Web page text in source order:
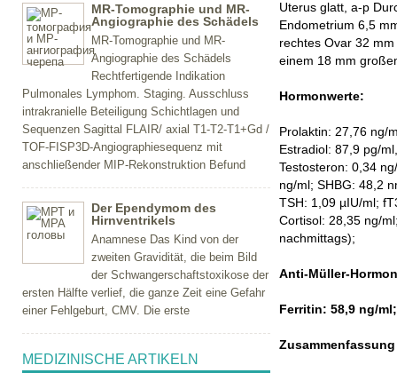
MR-Tomographie und MR-
Angiographie des Schädels
MR-Tomographie und MR-
Angiographie des Schädels
Rechtfertigende Indikation
Pulmonales Lymphom. Staging. Ausschluss
intrakranielle Beteiligung Schichtlagen und
Sequenzen Sagittal FLAIR/ axial T1-T2-T1+Gd /
TOF-FISP3D-Angiographiesequenz mit
anschließender MIP-Rekonstruktion Befund
Der Ependymom des
Hirnventrikels
Anamnese Das Kind von der
zweiten Gravidität, die beim Bild
der Schwangerschaftstoxikose der
ersten Hälfte verlief, die ganze Zeit eine Gefahr
einer Fehlgeburt, CMV. Die erste
MEDIZINISCHE ARTIKELN
Uterus glatt, a-p
Endometrium 6,5
rechtes Ovar 32
einem 18 mm
Hormonwerte:
Prolaktin: 27,76 ng/
Estradiol: 87,9 pg/
Testosteron: 0,34
ng/ml; SHBG: 48,2
TSH: 1,09 µIU/ml;
Cortisol: 28,35 ng/
nachmittags);
Anti-Müller-
Ferritin: 58,9 ng/ml;